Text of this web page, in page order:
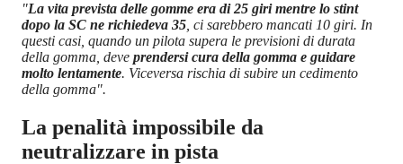
"La vita prevista delle gomme era di 25 giri mentre lo stint
dopo la SC ne richiedeva 35 , ci sarebbero mancati 10 giri. In
questi casi, quando un pilota supera le previsioni di durata
della gomma, deve prendersi cura della gomma e guidare
molto lentamente. Viceversa rischia di subire un cedimento
della gomma".
La penalità impossibile da
neutralizzare in pista